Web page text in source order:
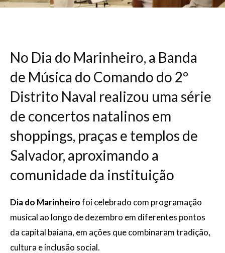
No Dia do Marinheiro, a Banda
de Música do Comando do 2º
Distrito Naval realizou uma série
de concertos natalinos em
shoppings, praças e templos de
Salvador, aproximando a
comunidade da instituição
Dia do Marinheirofoi celebrado com programação
musical ao longo de dezembro em diferentes pontos
da capital baiana, em ações que combinaram tradição,
cultura e inclusão social.